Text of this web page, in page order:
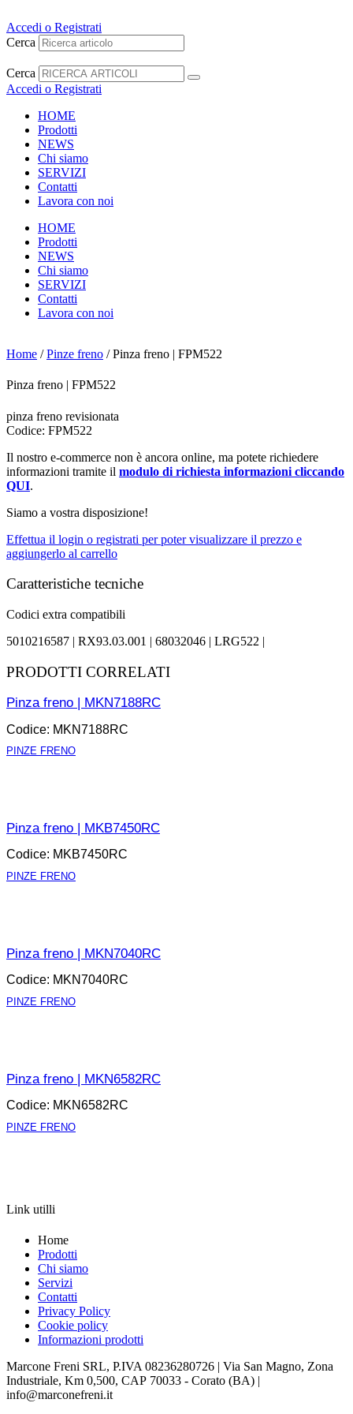
al
contenuto
Accedi o Registrati
Cerca
Cerca
Accedi o Registrati
HOME
Prodotti
NEWS
Chi siamo
SERVIZI
Contatti
Lavora con noi
HOME
Prodotti
NEWS
Chi siamo
SERVIZI
Contatti
Lavora con noi
Home /Pinze freno / Pinza freno | FPM522
Pinza freno | FPM522
pinza freno revisionata
Codice: FPM522
Il nostro e-commerce non è ancora online, ma potete richiedere
informazioni tramite il modulo di richiesta informazioni cliccando
QUI.
Siamo a vostra disposizione!
Effettua il login o registrati per poter visualizzare il prezzo e
aggiungerlo al carrello
Caratteristiche tecniche
Codici extra compatibili
5010216587 | RX93.03.001 | 68032046 | LRG522 |
PRODOTTI CORRELATI
Pinza freno | MKN7188RC
Codice: MKN7188RC
PINZE FRENO
Pinza freno | MKB7450RC
Codice: MKB7450RC
PINZE FRENO
Pinza freno | MKN7040RC
Codice: MKN7040RC
PINZE FRENO
Pinza freno | MKN6582RC
Codice: MKN6582RC
PINZE FRENO
Link utilli
Home
Prodotti
Chi siamo
Servizi
Contatti
Privacy Policy
Cookie policy
Informazioni prodotti
Marcone Freni SRL, P.IVA 08236280726 | Via San Magno, Zona
Industriale, Km 0,500, CAP 70033 - Corato (BA) |
info@marconefreni.it